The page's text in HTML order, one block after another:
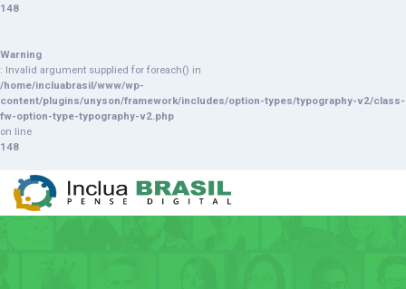
148
Warning
: Invalid argument supplied for foreach() in
/home/incluabrasil/www/wp-
content/plugins/unyson/framework/includes/option-types/typography-v2/class-
fw-option-type-typography-v2.php
on line
148